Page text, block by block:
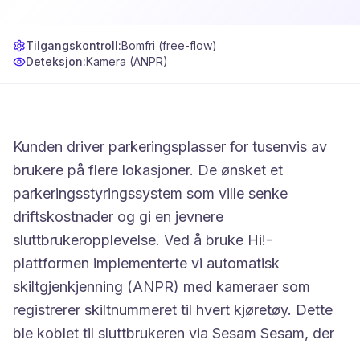
Tilgangskontroll:Bomfri (free-flow)
Deteksjon:Kamera (ANPR)
Kunden driver parkeringsplasser for tusenvis av
brukere på flere lokasjoner. De ønsket et
parkeringsstyringssystem som ville senke
driftskostnader og gi en jevnere
sluttbrukeropplevelse. Ved å bruke Hi!-
plattformen implementerte vi automatisk
skiltgjenkjenning (ANPR) med kameraer som
registrerer skiltnummeret til hvert kjøretøy. Dette
ble koblet til sluttbrukeren via Sesam Sesam, der